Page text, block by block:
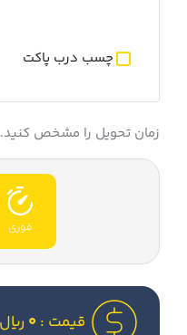
چسب درب پاکت
زمان تحویل را مشخص کنید.
فوری
قیمت : 0 ریال